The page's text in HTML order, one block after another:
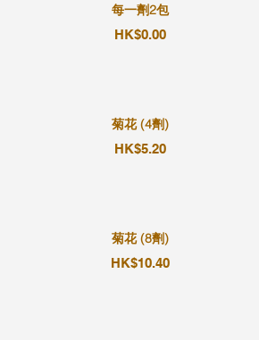
每一劑2包
HK$0.00
菊花 (4劑)
HK$5.20
菊花 (8劑)
HK$10.40